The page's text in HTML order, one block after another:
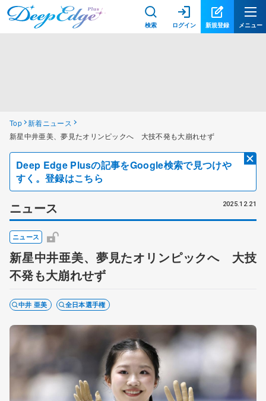
検索 ログイン 新規登録 メニュー
Top 新着ニュース
新星中井亜美、夢見たオリンピックへ 大技不発も大崩れせず
Deep Edge Plusの記事をGoogle検索で見つけや
すく。登録はこちら
ニュース 2025.12.21
ニュース
新星中井亜美、夢見たオリンピックへ 大技
不発も大崩れせず
中井 亜美 全日本選手権